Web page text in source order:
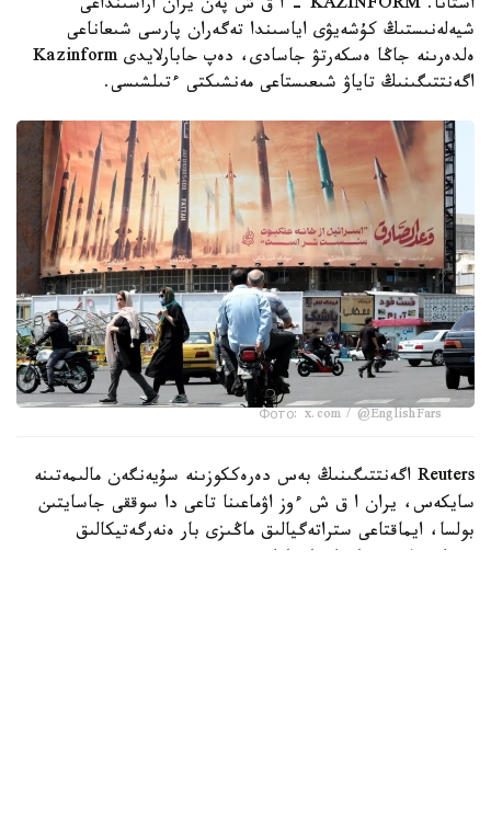
استانا. KAZINFORM - ا ق ش پەن يران اراسىنداعى
شيەلەنىستىڭ كۇشەيۋى اياسىندا تەگەران پارسى شىعاناعى
ەلدەرىنە جاڭا ەسكەرتۋ جاسادى، دەپ حابارلايدى Kazinform
اگەنتتىگىنىڭ تاياۋ شىعىستاعى مەنشىكتى ءتىلشىسى.
Фото: x.com / @EnglishFars
Reuters اگەنتتىگىنىڭ بەس دەرەككوزىنە سۇيەنگەن مالىمەتىنە
سايكەس، يران ا ق ش ءوز اۋماعىنا تاعى دا سوققى جاسايتىن
بولسا، ايماقتاعى ستراتەگيالىق ماڭىزى بار ەنەرگەتيكالىق